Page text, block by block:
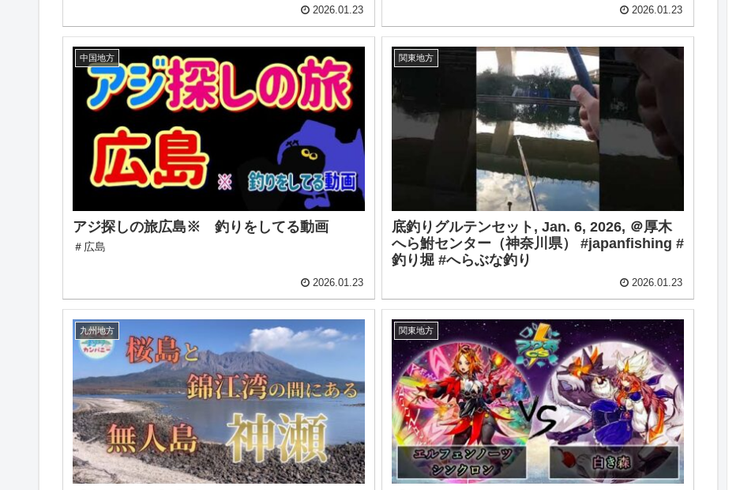
2026.01.23 2026.01.23
中国地方
アジ探しの旅広島※ 釣りをしてる動画
＃広島
2026.01.23
関東地方
底釣りグルテンセット, Jan. 6, 2026, ＠厚木
へら鮒センター（神奈川県） #japanfishing #
釣り堀 #へらぶな釣り
2026.01.23
九州地方 関東地方